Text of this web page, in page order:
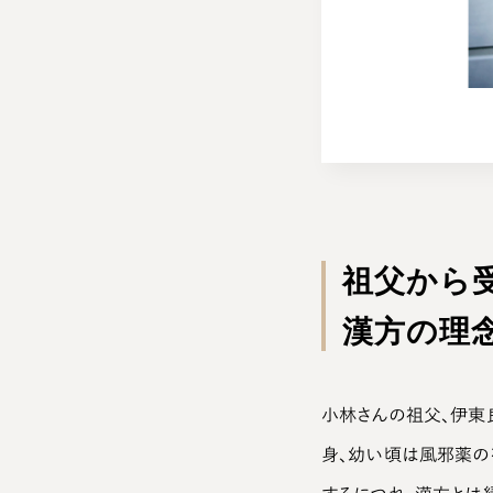
祖父から
漢方の理
小林さんの祖父、伊
身、幼い頃は風邪薬